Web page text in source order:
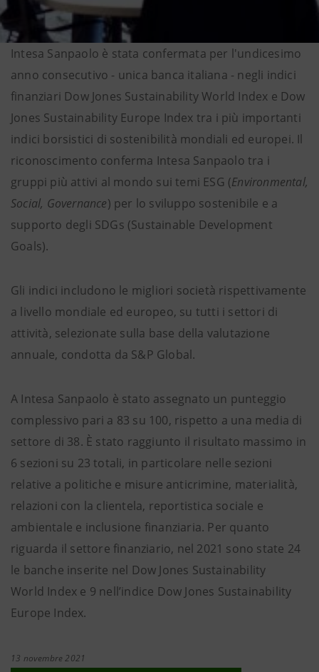
Intesa Sanpaolo è stata confermata per l'undicesimo
anno consecutivo - unica banca italiana - negli indici
finanziari Dow Jones Sustainability World Index e Dow
Jones Sustainability Europe Index tra i più importanti
indici borsistici di sostenibilità mondiali ed europei. Il
riconoscimento conferma Intesa Sanpaolo tra i
gruppi più attivi al mondo sui temi ESG (Environmental,
Social, Governance) per lo sviluppo sostenibile e a
supporto degli SDGs (Sustainable Development
Goals).
Gli indici includono le migliori società rispettivamente
a livello mondiale ed europeo, su tutti i settori di
attività, selezionate sulla base della valutazione
annuale, condotta da S&P Global.
A Intesa Sanpaolo è stato assegnato un punteggio
complessivo pari a 83 su 100, rispetto a una media di
settore di 38. È stato raggiunto il risultato massimo in
6 sezioni su 23 totali, in particolare nelle sezioni
relative a politiche e misure anticrimine, materialità,
relazioni con la clientela, reportistica sociale e
ambientale e inclusione finanziaria. Per quanto
riguarda il settore finanziario, nel 2021 sono state 24
le banche inserite nel Dow Jones Sustainability
World Index e 9 nell’indice Dow Jones Sustainability
Europe Index.
13 novembre 2021